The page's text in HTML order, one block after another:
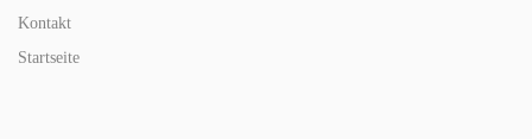
Kontakt
Startseite